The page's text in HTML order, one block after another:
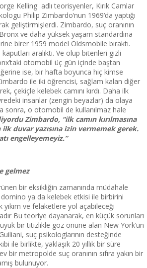
Kelling adlı teorisyenler, Kırık Camlar
Philip Zimbardo‘nun 1969‘da yaptığı
geliştirmişlerdi. Zimbardo, suç oranının
ve daha yüksek yaşam standardına
birer 1959 model Oldsmobile bıraktı.
aralıktı. Ve olup bitenleri gizli
otomobil üç gün içinde baştan
ise, bir hafta boyunca hiç kimse
ile iki öğrencisi, sağlam kalan diğer
çekiçle kelebek camını kırdı. Daha ilk
insanlar (zengin beyazlar) da olaya
sonra, o otomobil de kullanılmaz hale
Zimbardo, “ilk camın kırılmasına
duvar yazısına izin vermemek gerek.
engelleyemeyiz.”
gelmez
bir eksikliğin zamanında müdahale
ya da kelebek etkisi ile birbirini
ve felaketlere yol açabileceği
Bu teoriye dayanarak, en küçük sorunları
bir titizlikle göz önüne alan New York’un
suç psikologlarının desteğinde
ile birlikte, yaklaşık 20 yıllık bir süre
bir metropolde suç oranının sıfıra yakın bir
bulunuyor.